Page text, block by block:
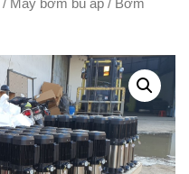
/ Máy bơm bù áp / Bơm